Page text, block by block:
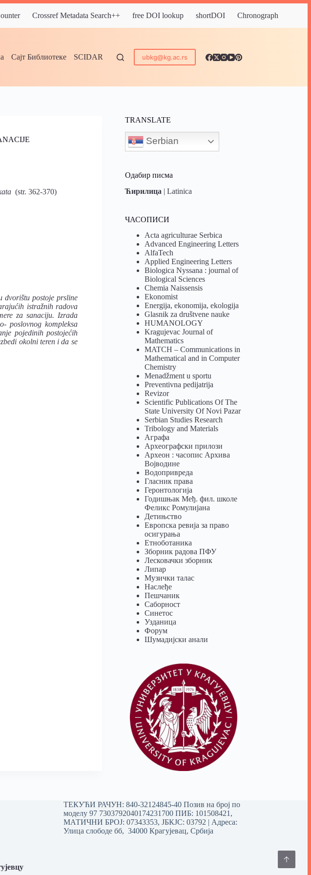
Crossref Metadata Search++ free DOI lookup shortDOI Chronograph
Сајт Библиотеке SCIDAR ubkg@kg.ac.rs
(str. 362-370)
dvorištu postoje prsline
istražnih radova
za sanaciju. Izrada
poslovnog kompleksa
pojedinih postojećih
okolni teren i da se
TRANSLATE
Serbian
Одабир писма
Ћирилица |Latinica
ЧАСОПИСИ
Acta agriculturae Serbica
Advanced Engineering Letters
AlfaTech
Applied Engineering Letters
Biologica Nyssana : journal of
Biological Sciences
Chemia Naissensis
Ekonomist
Energija, ekonomija, ekologija
Glasnik za društvene nauke
HUMANOLOGY
Kragujevac Journal of
Mathematics
MATCH – Communications in
Mathematical and in Computer
Chemistry
Menadžment u sportu
Preventivna pedijatrija
Revizor
Scientific Publications Of The
State University Of Novi Pazar
Serbian Studies Research
Tribology and Materials
Аграфа
Археографски прилози
Археон : часопис Архива
Војводине
Водопривреда
Гласник права
Геронтологија
Годишњак Међ. фил. школе
Феликс Ромулијана
Детињство
Европска ревија за право
осигурања
Eтноботаника
Зборник радова ПФУ
Лесковачки зборник
Липар
Музички талас
Наслеђе
Пешчаник
Саборност
Синетос
Узданица
Форум
Шумадијски анали
ТЕКУЋИ РАЧУН: 840-32124845-40 Позив на број по
моделу 97 7303792040174231700ПИБ: 101508421,
МАТИЧНИ БРОЈ: 07343353, ЈБКЈС: 03792 | Aдреса:
Улица слободе бб, 34000 Крагујевац, Србија